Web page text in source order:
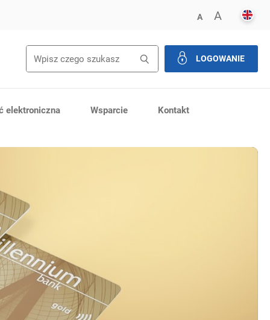
AZMNIEJSZ FONT
A
LOGOWANIE
elektroniczna Wsparcie Kontakt